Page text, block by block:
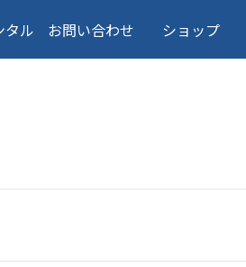
タル お問い合わせ ショップ